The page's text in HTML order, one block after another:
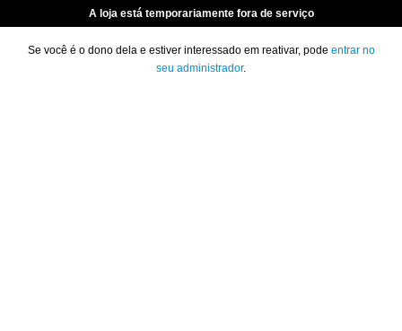
A loja está temporariamente fora de serviço
Se você é o dono dela e estiver interessado em reativar, pode entrar no
seu administrador.